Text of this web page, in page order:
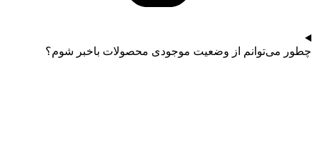
چطور می‌توانم از وضعیت موجودی محصولات باخبر شوم؟